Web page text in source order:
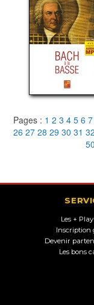
Pages : 1 2 3 4 5 6 7
26 27 28 29 30 31 32
50
Les +
Inscription
Devenir
Les bons